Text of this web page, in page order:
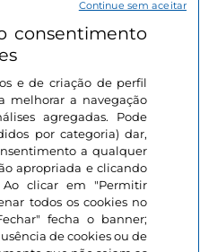
consentimento
e de criação de perfil
melhorar a navegação
agregadas. Pode
por categoria) dar,
a qualquer
apropriada e clicando
Ao clicar em "Permitir
todos os cookies no
fecha o banner;
de cookies ou de
Continue sem aceitar